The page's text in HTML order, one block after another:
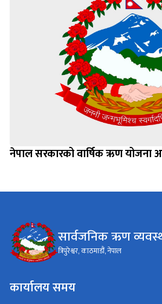
नेपाल सरकारको वार्षिक ऋण
सार्वजनिक ऋण
त्रिपुरेश्वर, काठमाडौं, नेपाल
कार्यालय समय